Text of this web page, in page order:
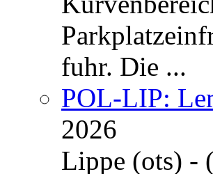
fuhr. Die ...
POL-LIP:
2026
Lippe (ots) -